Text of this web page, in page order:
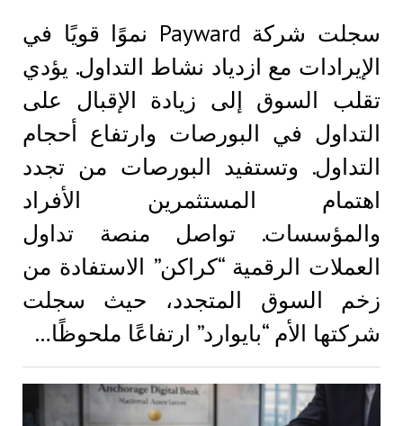
سجلت شركة Payward نموًا قويًا في
الإيرادات مع ازدياد نشاط التداول. يؤدي
تقلب السوق إلى زيادة الإقبال على
التداول في البورصات وارتفاع أحجام
التداول. وتستفيد البورصات من تجدد
اهتمام المستثمرين الأفراد
والمؤسسات. تواصل منصة تداول
العملات الرقمية “كراكن” الاستفادة من
زخم السوق المتجدد، حيث سجلت
شركتها الأم “بايوارد” ارتفاعًا ملحوظًا…